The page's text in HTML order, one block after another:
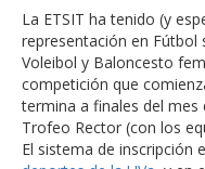
La ETSIT ha tenido (y
representación en Fútbol
Voleibol y Baloncesto
competición que
termina a finales del
Trofeo Rector (con los
El sistema de inscripción